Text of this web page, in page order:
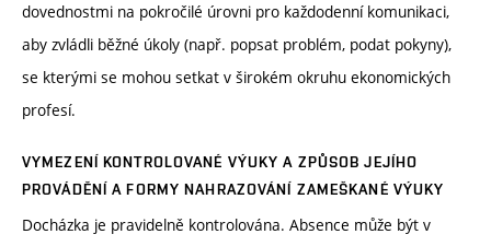
dovednostmi na pokročilé úrovni pro každodenní komunikaci,
aby zvládli běžné úkoly (např. popsat problém, podat pokyny),
se kterými se mohou setkat v širokém okruhu ekonomických
profesí.
VYMEZENÍ KONTROLOVANÉ VÝUKY A ZPŮSOB JEJÍHO
PROVÁDĚNÍ A FORMY NAHRAZOVÁNÍ ZAMEŠKANÉ VÝUKY
Docházka je pravidelně kontrolována. Absence může být v